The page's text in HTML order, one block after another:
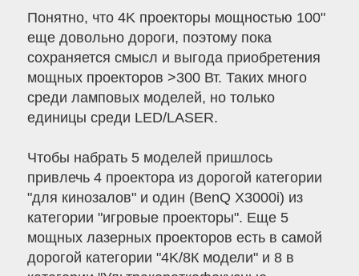
Понятно, что 4K проекторы мощностью 100"
еще довольно дороги, поэтому пока
сохраняется смысл и выгода приобретения
мощных проекторов >300 Вт. Таких много
среди ламповых моделей, но только
единицы среди LED/LASER.
Чтобы набрать 5 моделей пришлось
привлечь 4 проектора из дорогой категории
"для кинозалов" и один (BenQ X3000i) из
категории "игровые проекторы". Еще 5
мощных лазерных проекторов есть в самой
дорогой категории "4K/8К модели" и 8 в